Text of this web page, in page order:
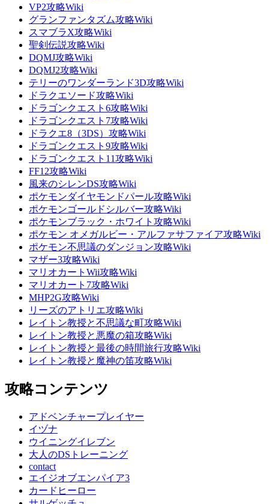
VP2攻略Wiki
グランファンタズム攻略Wiki
スマブラX攻略Wiki
聖剣伝説攻略Wiki
DQMJ攻略Wiki
DQMJ2攻略Wiki
テリーのワンダーランド3D攻略Wiki
ドラクエソード攻略Wiki
ドラゴンクエスト6攻略Wiki
ドラゴンクエスト7攻略Wiki
ドラクエ8（3DS）攻略Wiki
ドラゴンクエスト9攻略Wiki
ドラゴンクエスト11攻略Wiki
FF12攻略Wiki
風来のシレンDS攻略Wiki
ポケモンダイヤモンドパール攻略Wiki
ポケモンゴールドシルバー攻略Wiki
ポケモンブラック・ホワイト攻略Wiki
ポケモン オメガルビー・アルファサファイア攻略Wiki
ポケモン不思議のダンジョン攻略Wiki
マザー3攻略Wiki
マリオカートWii攻略Wiki
マリオカート7攻略Wiki
MHP2G攻略Wiki
リーズのアトリエ攻略Wiki
レイトン教授と不思議な町攻略Wiki
レイトン教授と悪魔の箱攻略Wiki
レイトン教授と最後の時間旅行攻略Wiki
レイトン教授と魔神の笛攻略Wiki
攻略コンテンツ
アドベンチャープレイヤー
イヅナ
ウイニングイレブン
大人のDSトレーニング
contact
エイジオブエンパイア3
カードヒーロー